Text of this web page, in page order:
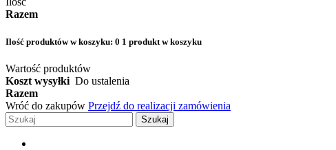
Razem
Ilość produktów w koszyku: 0 1 produkt w koszyku
Wartość produktów
Koszt wysyłki Do ustalenia
Razem
Wróć do zakupów Przejdź do realizacji zamówienia
Szukaj